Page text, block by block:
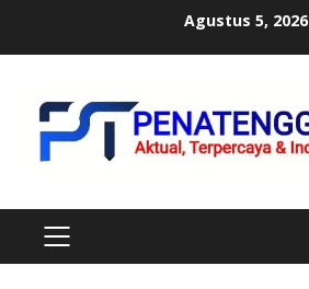
Agustus 5, 2026
PRIMARY
MENU